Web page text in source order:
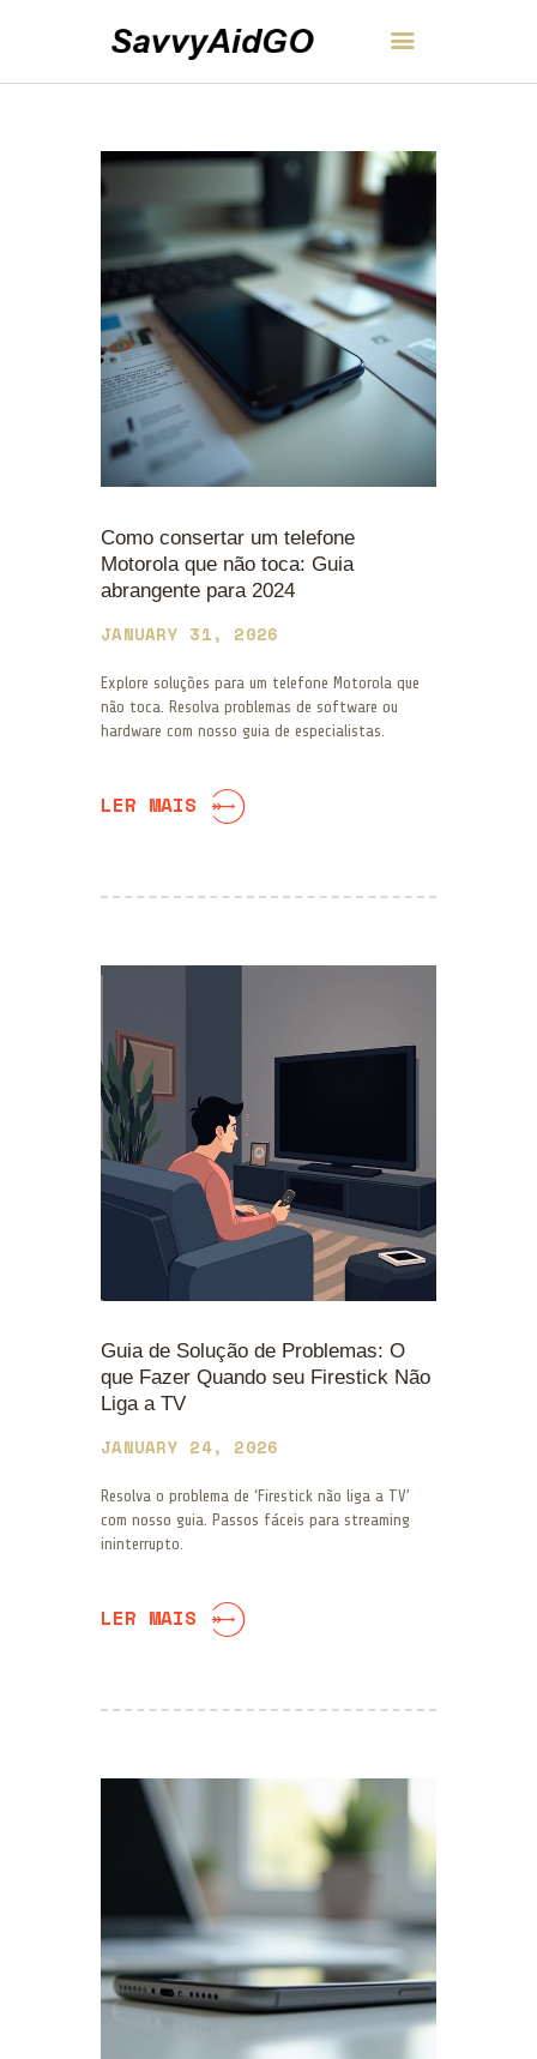
SavvyAidGO
INÍCIO
SOBRE
POLÍTICA
PORTUGUÊS
Como consertar um telefone
Motorola que não toca: Guia
abrangente para 2024
JANUARY 31, 2026
Explore soluções para um telefone Motorola que
não toca. Resolva problemas de software ou
hardware com nosso guia de especialistas.
LER MAIS
Guia de Solução de Problemas: O
que Fazer Quando seu Firestick Não
Liga a TV
JANUARY 24, 2026
Resolva o problema de ‘Firestick não liga a TV’
com nosso guia. Passos fáceis para streaming
ininterrupto.
LER MAIS